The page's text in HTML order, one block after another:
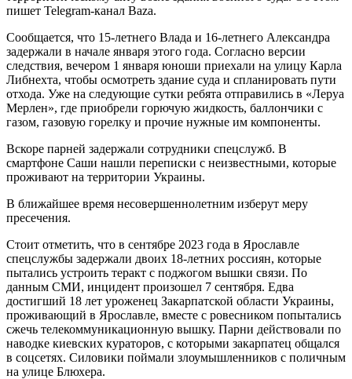
пишет Telegram-канал Baza.
Сообщается, что 15-летнего Влада и 16-летнего Александра
задержали в начале января этого года. Согласно версии
следствия, вечером 1 января юноши приехали на улицу Карла
Либнехта, чтобы осмотреть здание суда и спланировать пути
отхода. Уже на следующие сутки ребята отправились в «Леруа
Мерлен», где приобрели горючую жидкость, баллончики с
газом, газовую горелку и прочие нужные им компоненты.
Вскоре парней задержали сотрудники спецслужб. В
смартфоне Саши нашли переписки с неизвестными, которые
проживают на территории Украины.
В ближайшее время несовершеннолетним изберут меру
пресечения.
Стоит отметить, что в сентябре 2023 года в Ярославле
спецслужбы задержали двоих 18-летних россиян, которые
пытались устроить теракт с поджогом вышки связи. По
данным СМИ, инцидент произошел 7 сентября. Едва
достигший 18 лет уроженец Закарпатской области Украины,
проживающий в Ярославле, вместе с ровесником попытались
сжечь телекоммуникационную вышку. Парни действовали по
наводке киевских кураторов, с которыми закарпатец общался
в соцсетях. Силовики поймали злоумышленников с поличным
на улице Блюхера.